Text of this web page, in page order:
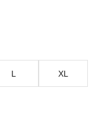
L XL